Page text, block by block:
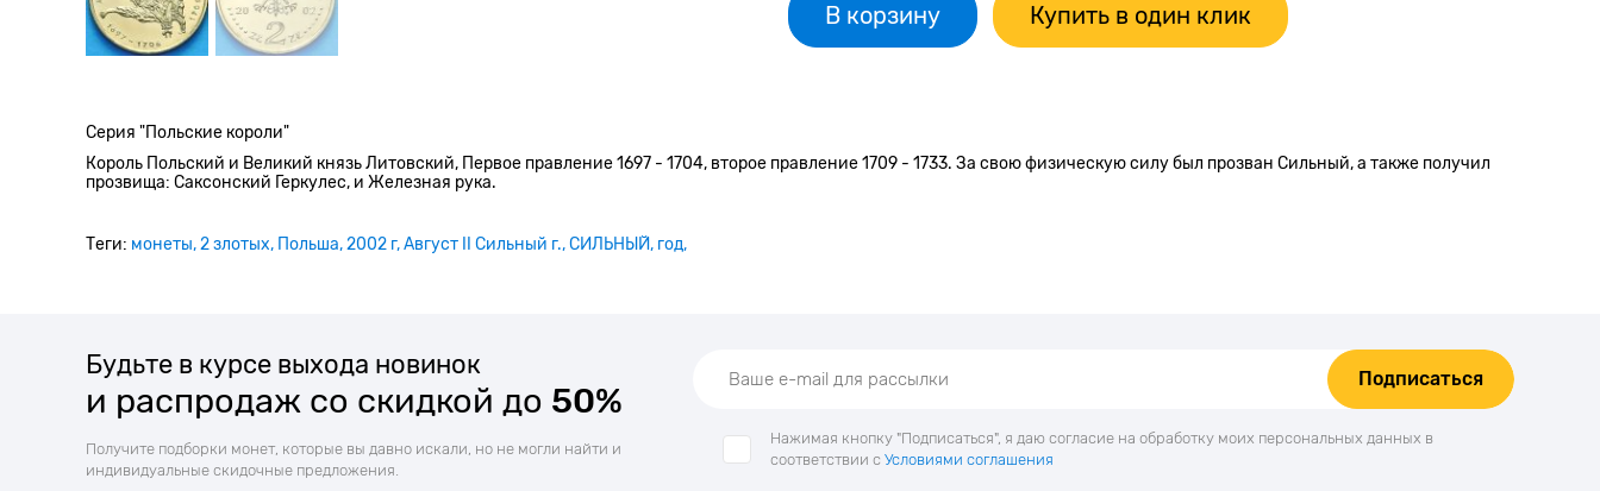
В корзину Купить в один клик
Серия "Польские короли"
Король Польский и Великий князь Литовский, Первое правление 1697 - 1704, второе правление 1709 - 1733. За свою физическую силу был прозван Сильный, а также получил
прозвища: Саксонский Геркулес, и Железная рука.
Теги: монеты 2 злотых Польша 2002 г Август II Сильный г. СИЛЬНЫЙ год
Будьте в курсе выхода новинок
и распродаж со скидкой до 50%
Получите подборки монет, которые вы давно искали, но не могли найти и
индивидуальные скидочные предложения.
Подписаться
Нажимая кнопку "Подписаться", я даю согласие на обработку моих персональных данных в
соответствии с Условиями соглашения